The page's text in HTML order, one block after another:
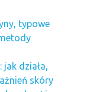
typowe
działa,
skóry